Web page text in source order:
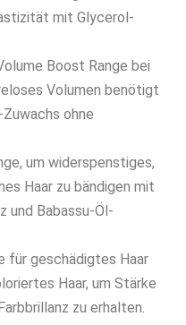
mit Glycerol-
Boost Range bei
Volumen benötigt
ohne
um widerspenstiges,
Haar zu bändigen mit
und Babassu-Öl-
für geschädigtes Haar
Haar, um Stärke
zu erhalten.